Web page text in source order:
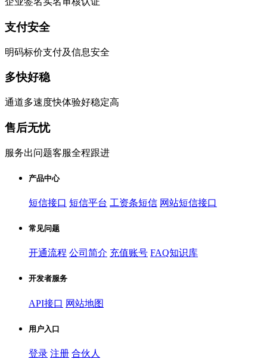
支付安全
明码标价支付及信息安全
多快好稳
通道多速度快体验好稳定高
售后无忧
服务出问题客服全程跟进
产品中心
短信接口 短信平台 工资条短信 网站短信接口
常见问题
开通流程 公司简介 充值账号 FAQ知识库
开发者服务
API接口 网站地图
用户入口
登录 注册 合伙人